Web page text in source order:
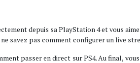
depuis sa PlayStation 4 et vous
savez pas comment configurer un live
passer en direct sur PS4. Au final,